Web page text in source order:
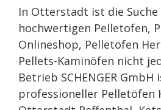
In Otterstadt ist die Suche
hochwertigen Pelletofen,
Onlineshop, Pelletöfen
Pellets-Kaminöfen nicht
Betrieb SCHENGER GmbH
professioneller Pelletöfen